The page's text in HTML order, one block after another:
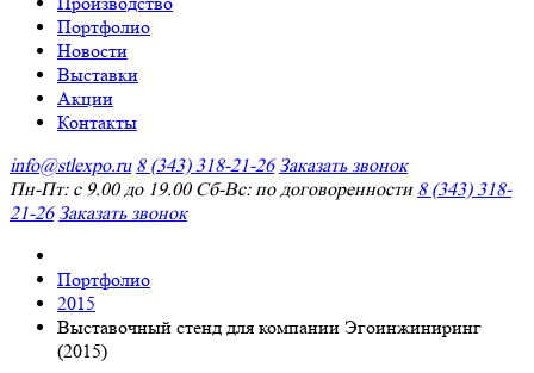
Портфолио
Новости
Выставки
Акции
Контакты
info@stlexpo.ru 8 (343) 318-21-26 Заказать звонок
Пн-Пт: с 9.00 до 19.00 Сб-Вс: по договоренности 8 (343) 318-
21-26 Заказать звонок
Портфолио
2015
Выставочный стенд для компании Эгоинжиниринг
(2015)